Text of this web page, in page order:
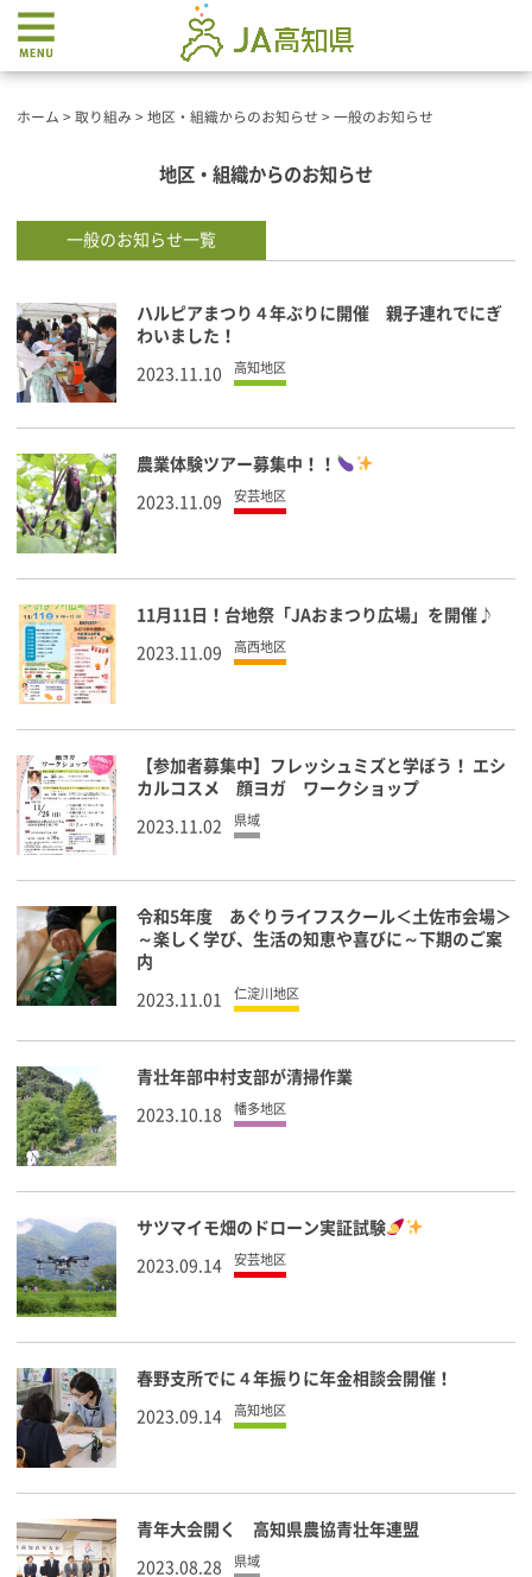
ホーム > 取り組み > 地区・組織からのお知らせ > 一般のお知らせ
地区・組織からのお知らせ
一般のお知らせ一覧
ハルピアまつり４年ぶりに開催 親子連れでにぎ
わいました！
2023.11.10 高知地区
農業体験ツアー募集中！！
2023.11.09 安芸地区
11月11日！台地祭「JAおまつり広場」を開催♪
2023.11.09 高西地区
【参加者募集中】フレッシュミズと学ぼう！ エシ
カルコスメ 顔ヨガ ワークショップ
2023.11.02 県域
令和5年度 あぐりライフスクール＜土佐市会場＞
～楽しく学び、生活の知恵や喜びに～下期のご案
内
2023.11.01 仁淀川地区
青壮年部中村支部が清掃作業
2023.10.18 幡多地区
サツマイモ畑のドローン実証試験
2023.09.14 安芸地区
春野支所でに４年振りに年金相談会開催！
2023.09.14 高知地区
青年大会開く 高知県農協青壮年連盟
2023.08.28 県域